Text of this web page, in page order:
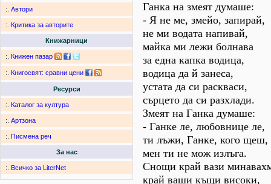
:. Автори
:. Критика за авторите
Книжарници
:. Книжен пазар
:. Книгосвят: сравни цени
Ресурси
:. Каталог за култура
:. Артзона
:. Писмена реч
За нас
:. Всичко за LiterNet
Ганка на змеят думаше:
- Я не ме, змейо, запирай,
не ми водата напивай,
майка ми лежи болнава
за една капка водица,
водица да й занеса,
устата да си раскваси,
сърцето да си разхлади.
Змеят на Ганка думаше:
- Ганке ле, любовнице ле,
ти лъжи, Ганке, кого щеш,
мен ти не мож излъга.
Снощи край вази
край ваши къщи високи,